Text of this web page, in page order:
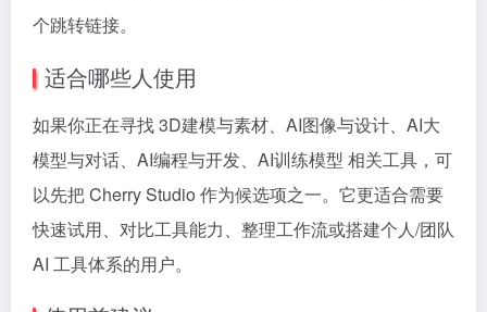
个跳转链接。
适合哪些人使用
如果你正在寻找 3D建模与素材、AI图像与设计、AI大
模型与对话、AI编程与开发、AI训练模型 相关工具，可
以先把 Cherry Studio 作为候选项之一。它更适合需要
快速试用、对比工具能力、整理工作流或搭建个人/团队
AI 工具体系的用户。